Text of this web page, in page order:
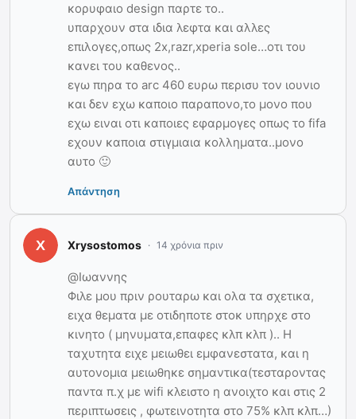
κορυφαιο design παρτε το..
υπαρχουν στα ιδια λεφτα και αλλες
επιλογες,οπως 2x,razr,xperia sole…οτι του
κανει του καθενος..
εγω πηρα το arc 460 ευρω περισυ τον ιουνιο
και δεν εχω καποιο παραπονο,το μονο που
εχω ειναι οτι καποιες εφαρμογες οπως το fifa
εχουν καποια στιγμιαια κολληματα..μονο
αυτο 🙂
Απάντηση
Xrysostomos 14 χρόνια πριν
@Ιωαννης
Φιλε μου πριν ρουταρω και ολα τα σχετικα,
ειχα θεματα με οτιδηποτε στοκ υπηρχε στο
κινητο ( μηνυματα,επαφες κλπ κλπ ).. Η
ταχυτητα ειχε μειωθει εμφανεστατα, και η
αυτονομια μειωθηκε σημαντικα(τεσταροντας
παντα π.χ με wifi κλειστο η ανοιχτο και στις 2
περιπτωσεις , φωτεινοτητα στο 75% κλπ κλπ…)